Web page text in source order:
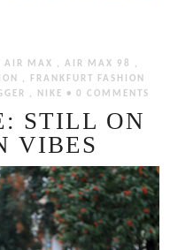
AIR MAX , AIR MAX 98 ,
,
FRANKFURT FASHION
, NIKE • 0 COMMENTS
STILL ON
VIBES